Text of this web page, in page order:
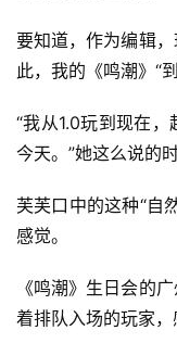
要知道，作为编辑
此，我的《鸣潮》“
“我从1.0玩到现在
今天。”她这么说的
芙芙口中的这种“自
感觉。
《鸣潮》生日会的
着排队入场的玩家，